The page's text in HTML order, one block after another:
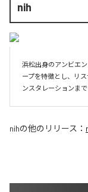
nih
浜松出身のアンビエ
ープを特徴とし、リ
ンスタレーションま
nihの他のリリース：